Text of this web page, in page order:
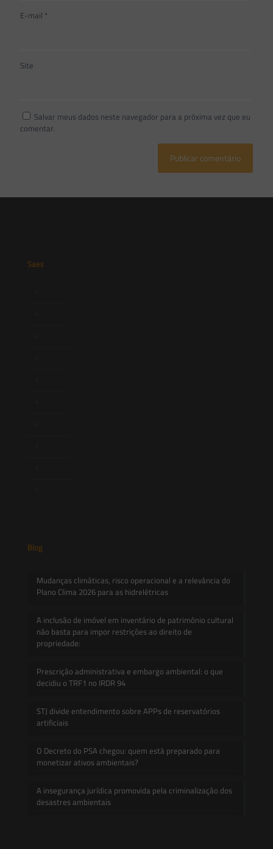
E-mail *
Site
Salvar meus dados neste navegador para a próxima vez que eu
comentar.
Saes
Blog
Mudanças climáticas, risco operacional e a relevância do
Plano Clima 2026 para as hidrelétricas
A inclusão de imóvel em inventário de patrimônio cultural
não basta para impor restrições ao direito de
propriedade:
Prescrição administrativa e embargo ambiental: o que
decidiu o TRF1 no IRDR 94
STJ divide entendimento sobre APPs de reservatórios
artificiais
O Decreto do PSA chegou: quem está preparado para
monetizar ativos ambientais?
A insegurança jurídica promovida pela criminalização dos
desastres ambientais